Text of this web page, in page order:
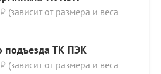
(зависит от размера и веса
подъезда ТК ПЭК
(зависит от размера и веса